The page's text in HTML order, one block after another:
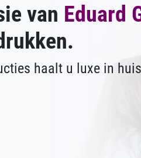
van Eduard
haalt u luxe in